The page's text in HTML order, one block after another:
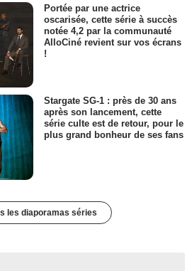
Portée par une actrice
oscarisée, cette série à succès
notée 4,2 par la communauté
AlloCiné revient sur vos écrans
!
Stargate SG-1 : près de 30 ans
après son lancement, cette
série culte est de retour, pour le
plus grand bonheur de ses fans
les diaporamas séries